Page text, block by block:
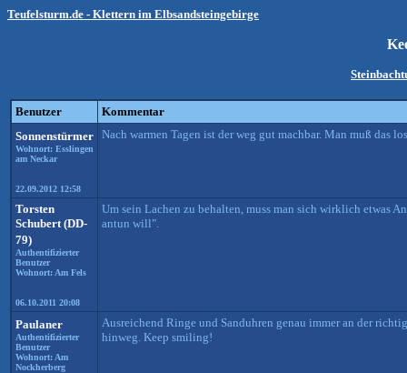
Teufelsturm.de - Klettern im Elbsandsteingebirge
Benutzer
Kommentar
Sonnenstürmer
Wohnort: Esslingen
am Neckar
22.09.2012 12:58
Nach warmen Tagen ist der weg gut machbar. Man muß das
Torsten
Schubert (DD-
79)
Authentifizierter
Benutzer
Wohnort: Am Fels
06.10.2011 20:08
Um sein Lachen zu behalten, muss man sich wirklich etwas
antun will".
Paulaner
Authentifizierter
Benutzer
Wohnort: Am
Nockherberg
Ausreichend Ringe und Sanduhren genau immer an der
hinweg. Keep smiling!